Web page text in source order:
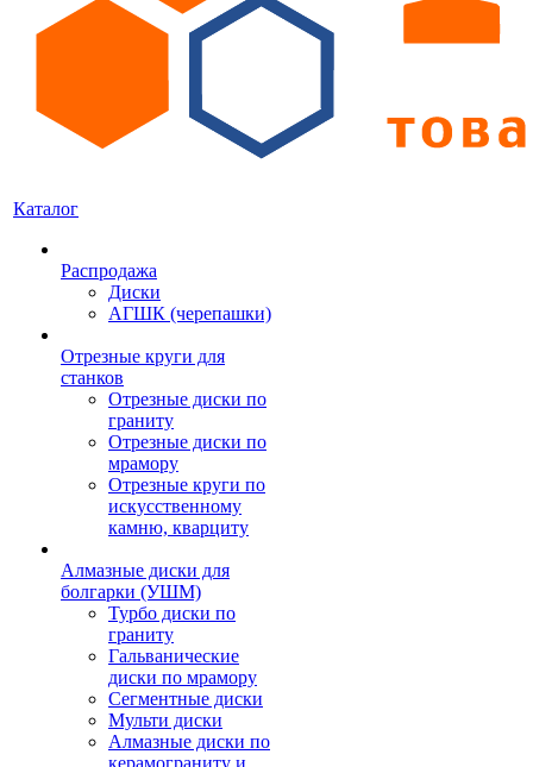
Каталог
Распродажа
Диски
АГШК (черепашки)
Отрезные круги для
станков
Отрезные диски по
граниту
Отрезные диски по
мрамору
Отрезные круги по
искусственному
камню, кварциту
Алмазные диски для
болгарки (УШМ)
Турбо диски по
граниту
Гальванические
диски по мрамору
Сегментные диски
Мульти диски
Алмазные диски по
керамограниту и